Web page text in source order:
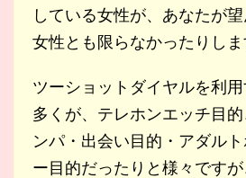
している女性が、あなたが
女性とも限らなかったりしま
ツーショットダイヤルを利
多くが、テレホンエッチ目
ンパ・出会い目的・アダル
ー目的だったりと様々です